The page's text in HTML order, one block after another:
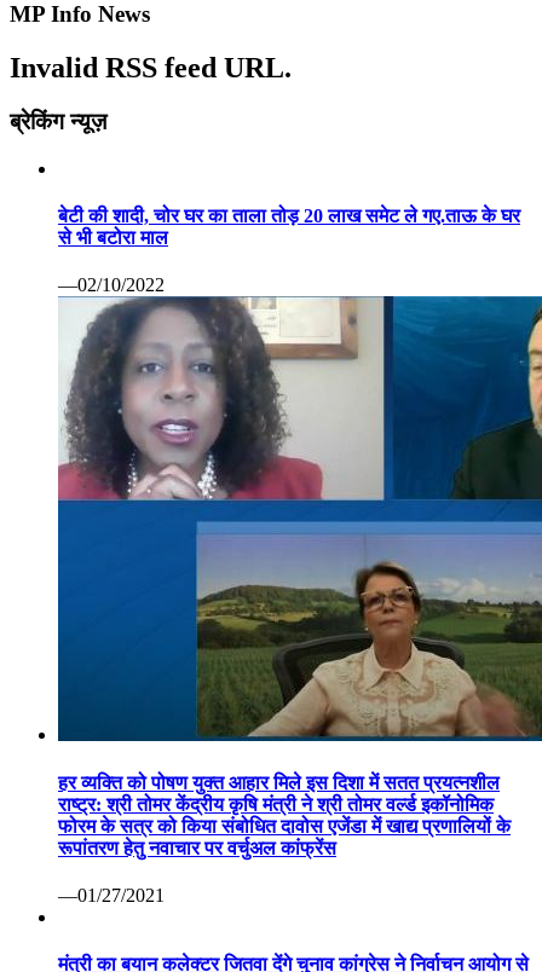
MP Info News
Invalid RSS feed URL.
ब्रेकिंग न्यूज़
बेटी की शादी, चोर घर का ताला तोड़ 20 लाख समेट ले गए.ताऊ के घर
से भी बटोरा माल
—02/10/2022
हर व्यक्ति को पोषण युक्त आहार मिले इस दिशा में सतत प्रयत्नशील
राष्ट्र: श्री तोमर केंद्रीय कृषि मंत्री ने श्री तोमर वर्ल्ड इकॉनोमिक
फोरम के सत्र को किया संबोधित दावोस एजेंडा में खाद्य प्रणालियों के
रूपांतरण हेतु नवाचार पर वर्चुअल कांफ्रेंस
—01/27/2021
मंत्री का बयान कलेक्टर जितवा देंगे चुनाव कांग्रेस ने निर्वाचन आयोग से